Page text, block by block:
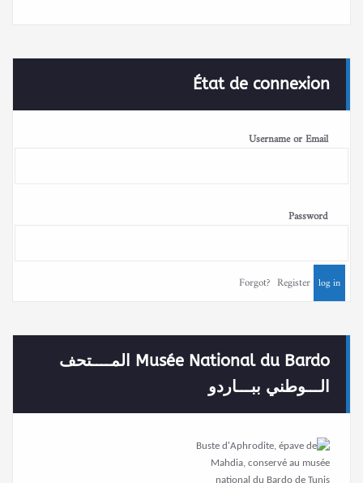
État de connexion
Username or Email
Password
Forgot? Register
Musée National du Bardo المــــتحف
الـــوطني ببـــاردو